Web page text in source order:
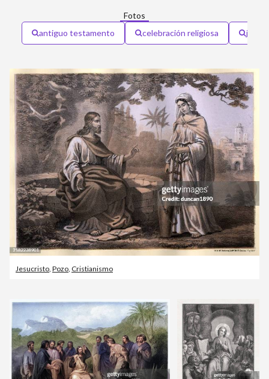
Fotos
antiguo testamento
celebración religiosa
Jesucristo Pozo Cristianismo